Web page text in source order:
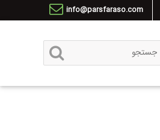
info@parsfaraso.com